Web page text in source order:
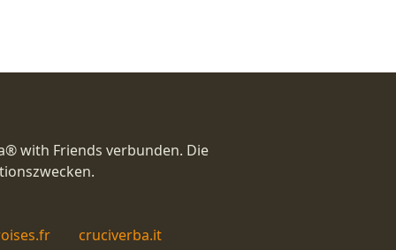
with Friends verbunden. Die
cruciverba.it